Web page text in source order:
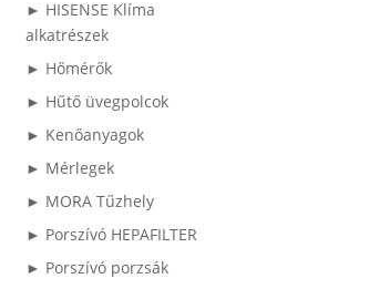
► HISENSE Klíma
alkatrészek
► Hőmérők
► Hűtő üvegpolcok
► Kenőanyagok
► Mérlegek
► MORA Tűzhely
► Porszívó HEPAFILTER
► Porszívó porzsák